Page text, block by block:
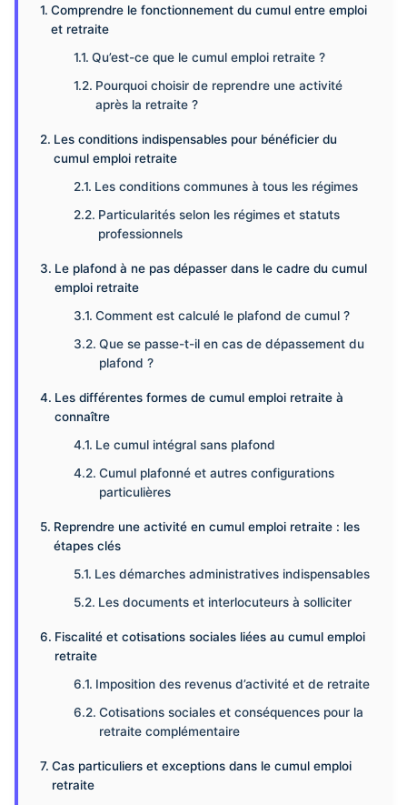
Comprendre le fonctionnement du cumul entre emploi
et retraite
Qu’est-ce que le cumul emploi retraite ?
Pourquoi choisir de reprendre une activité
après la retraite ?
Les conditions indispensables pour bénéficier du
cumul emploi retraite
Les conditions communes à tous les régimes
Particularités selon les régimes et statuts
professionnels
Le plafond à ne pas dépasser dans le cadre du cumul
emploi retraite
Comment est calculé le plafond de cumul ?
Que se passe-t-il en cas de dépassement du
plafond ?
Les différentes formes de cumul emploi retraite à
connaître
Le cumul intégral sans plafond
Cumul plafonné et autres configurations
particulières
Reprendre une activité en cumul emploi retraite : les
étapes clés
Les démarches administratives indispensables
Les documents et interlocuteurs à solliciter
Fiscalité et cotisations sociales liées au cumul emploi
retraite
Imposition des revenus d’activité et de retraite
Cotisations sociales et conséquences pour la
retraite complémentaire
Cas particuliers et exceptions dans le cumul emploi
retraite